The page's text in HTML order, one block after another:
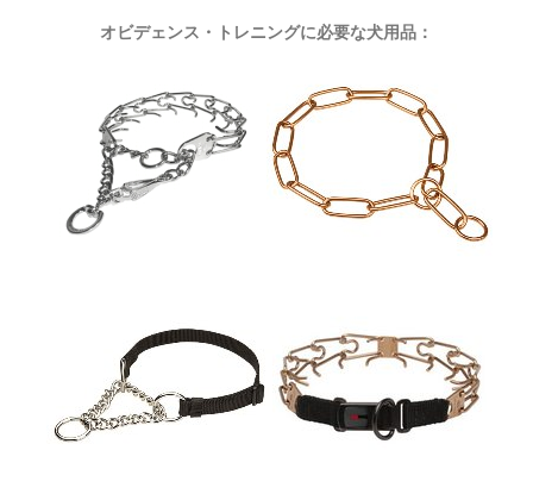
オビデェンス・トレニングに必要な犬用品：